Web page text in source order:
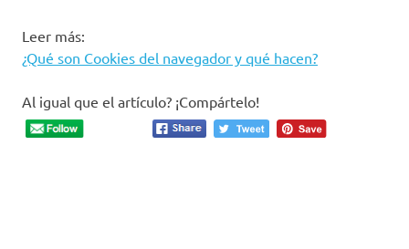
Leer más:
¿Qué son Cookies del navegador y qué hacen?
Al igual que el artículo? ¡Compártelo!